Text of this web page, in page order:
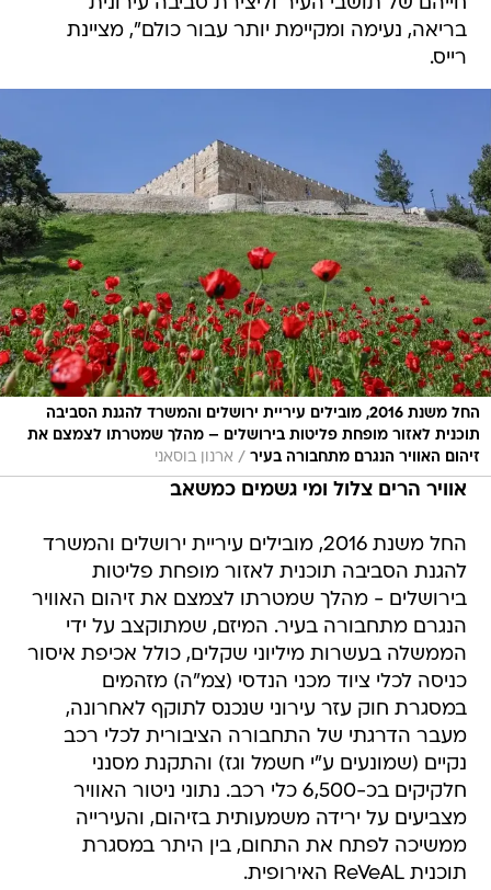
בריאה, נעימה ומקיימת יותר עבור כולם", מציינת
רייס.
החל משנת 2016, מובילים עיריית ירושלים והמשרד להגנת הסביבה
תוכנית לאזור מופחת פליטות בירושלים – מהלך שמטרתו לצמצם את
זיהום האוויר הנגרם מתחבורה בעיר / ארנון בוסאני
אוויר הרים צלול ומי גשמים כמשאב
החל משנת 2016, מובילים עיריית ירושלים והמשרד
להגנת הסביבה תוכנית לאזור מופחת פליטות
בירושלים - מהלך שמטרתו לצמצם את זיהום האוויר
הנגרם מתחבורה בעיר. המיזם, שמתוקצב על ידי
הממשלה בעשרות מיליוני שקלים, כולל אכיפת איסור
כניסה לכלי ציוד מכני הנדסי (צמ"ה) מזהמים
במסגרת חוק עזר עירוני שנכנס לתוקף לאחרונה,
מעבר הדרגתי של התחבורה הציבורית לכלי רכב
נקיים (שמונעים ע"י חשמל וגז) והתקנת מסנני
חלקיקים בכ-6,500 כלי רכב. נתוני ניטור האוויר
מצביעים על ירידה משמעותית בזיהום, והעירייה
ממשיכה לפתח את התחום, בין היתר במסגרת
תוכנית ReVeAL האירופית.